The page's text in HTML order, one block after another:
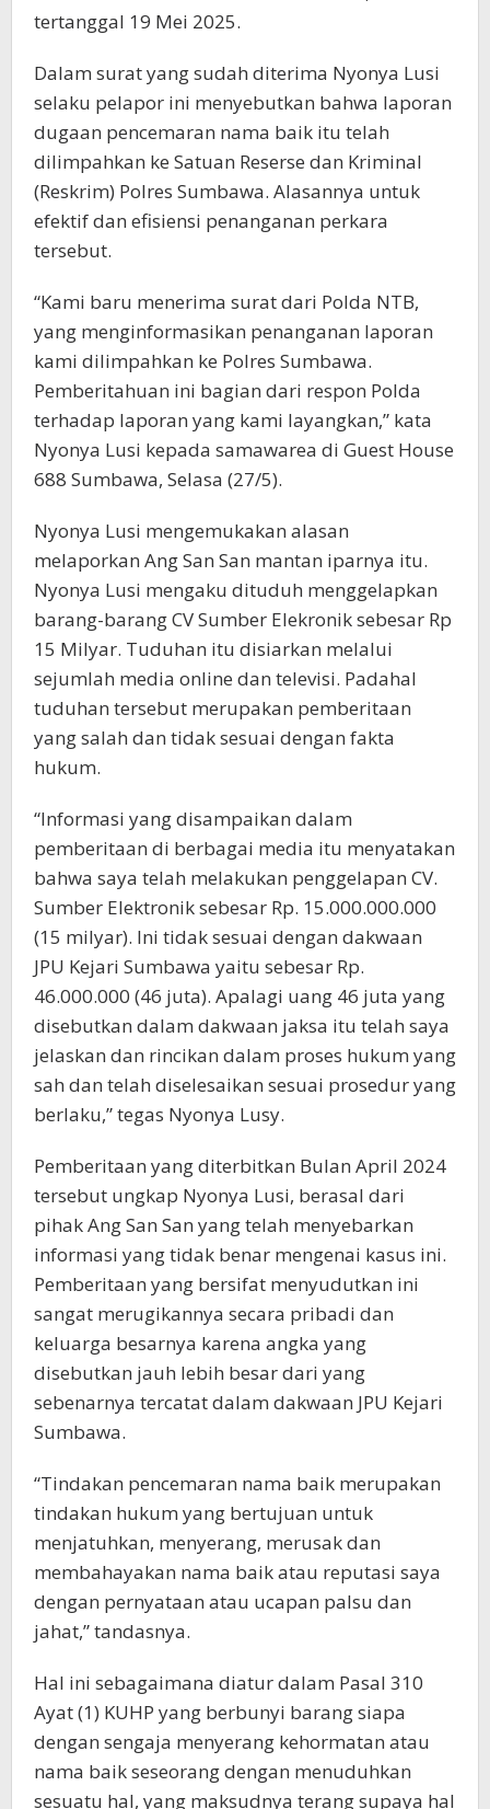
tertanggal 19 Mei 2025.
Dalam surat yang sudah diterima Nyonya Lusi
selaku pelapor ini menyebutkan bahwa laporan
dugaan pencemaran nama baik itu telah
dilimpahkan ke Satuan Reserse dan Kriminal
(Reskrim) Polres Sumbawa. Alasannya untuk
efektif dan efisiensi penanganan perkara
tersebut.
“Kami baru menerima surat dari Polda NTB,
yang menginformasikan penanganan laporan
kami dilimpahkan ke Polres Sumbawa.
Pemberitahuan ini bagian dari respon Polda
terhadap laporan yang kami layangkan,” kata
Nyonya Lusi kepada samawarea di Guest House
688 Sumbawa, Selasa (27/5).
Nyonya Lusi mengemukakan alasan
melaporkan Ang San San mantan iparnya itu.
Nyonya Lusi mengaku dituduh menggelapkan
barang-barang CV Sumber Elekronik sebesar Rp
15 Milyar. Tuduhan itu disiarkan melalui
sejumlah media online dan televisi. Padahal
tuduhan tersebut merupakan pemberitaan
yang salah dan tidak sesuai dengan fakta
hukum.
“Informasi yang disampaikan dalam
pemberitaan di berbagai media itu menyatakan
bahwa saya telah melakukan penggelapan CV.
Sumber Elektronik sebesar Rp. 15.000.000.000
(15 milyar). Ini tidak sesuai dengan dakwaan
JPU Kejari Sumbawa yaitu sebesar Rp.
46.000.000 (46 juta). Apalagi uang 46 juta yang
disebutkan dalam dakwaan jaksa itu telah saya
jelaskan dan rincikan dalam proses hukum yang
sah dan telah diselesaikan sesuai prosedur yang
berlaku,” tegas Nyonya Lusy.
Pemberitaan yang diterbitkan Bulan April 2024
tersebut ungkap Nyonya Lusi, berasal dari
pihak Ang San San yang telah menyebarkan
informasi yang tidak benar mengenai kasus ini.
Pemberitaan yang bersifat menyudutkan ini
sangat merugikannya secara pribadi dan
keluarga besarnya karena angka yang
disebutkan jauh lebih besar dari yang
sebenarnya tercatat dalam dakwaan JPU Kejari
Sumbawa.
“Tindakan pencemaran nama baik merupakan
tindakan hukum yang bertujuan untuk
menjatuhkan, menyerang, merusak dan
membahayakan nama baik atau reputasi saya
dengan pernyataan atau ucapan palsu dan
jahat,” tandasnya.
Hal ini sebagaimana diatur dalam Pasal 310
Ayat (1) KUHP yang berbunyi barang siapa
dengan sengaja menyerang kehormatan atau
nama baik seseorang dengan menuduhkan
sesuatu hal, yang maksudnya terang supaya hal